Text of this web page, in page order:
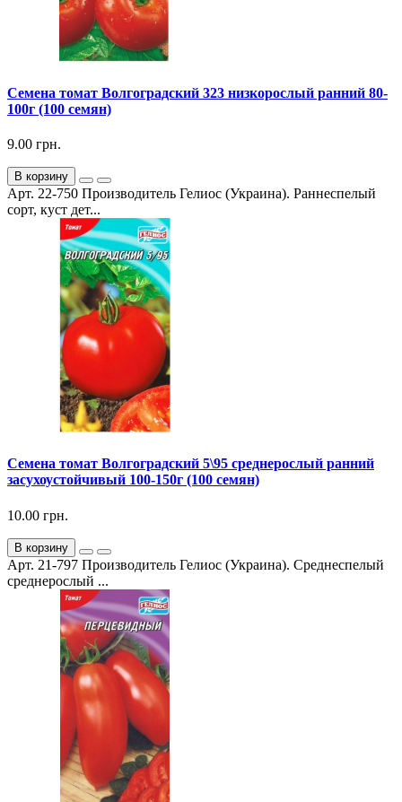
Семена томат Волгоградский 323 низкорослый ранний 80-
100г (100 семян)
9.00 грн.
В корзину
Арт. 22-750 Производитель Гелиос (Украина). Раннеспелый
сорт, куст дет...
Семена томат Волгоградский 5\95 среднерослый ранний
засухоустойчивый 100-150г (100 семян)
10.00 грн.
В корзину
Арт. 21-797 Производитель Гелиос (Украина). Среднеспелый
среднерослый ...